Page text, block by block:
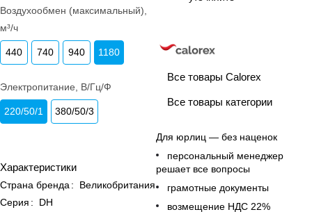
Воздухообмен (максимальный),
м³/ч
440 740 940 1180
Электропитание, В/Гц/Ф
220/50/1 380/50/3
Характеристики
Страна бренда :
Великобритания
Серия :
DH
Все товары Calorex
Все товары категории
Для юрлиц — без наценок
персональный менеджер
решает все вопросы
грамотные документы
возмещение НДС 22%